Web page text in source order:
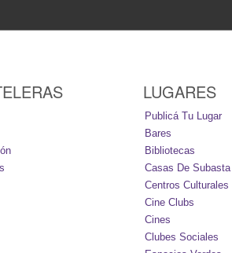
LUGARES
Publicá Tu Lugar
Bares
Bibliotecas
Casas De Subasta
Centros Culturales
Cine Clubs
Cines
Clubes Sociales